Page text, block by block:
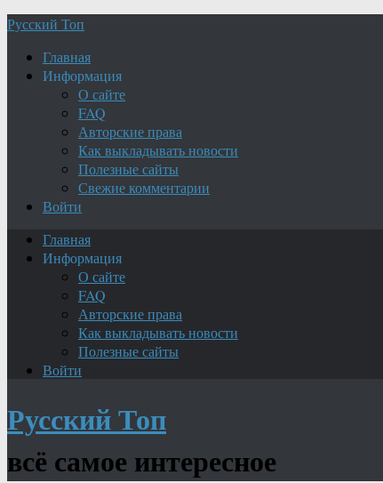
Русский Топ
Главная
Информация
О сайте
FAQ
Авторские права
Как выкладывать новости
Полезные сайты
Свежие комментарии
Войти
Главная
Информация
О сайте
FAQ
Авторские права
Как выкладывать новости
Полезные сайты
Войти
Русский Топ
всё самое интересное